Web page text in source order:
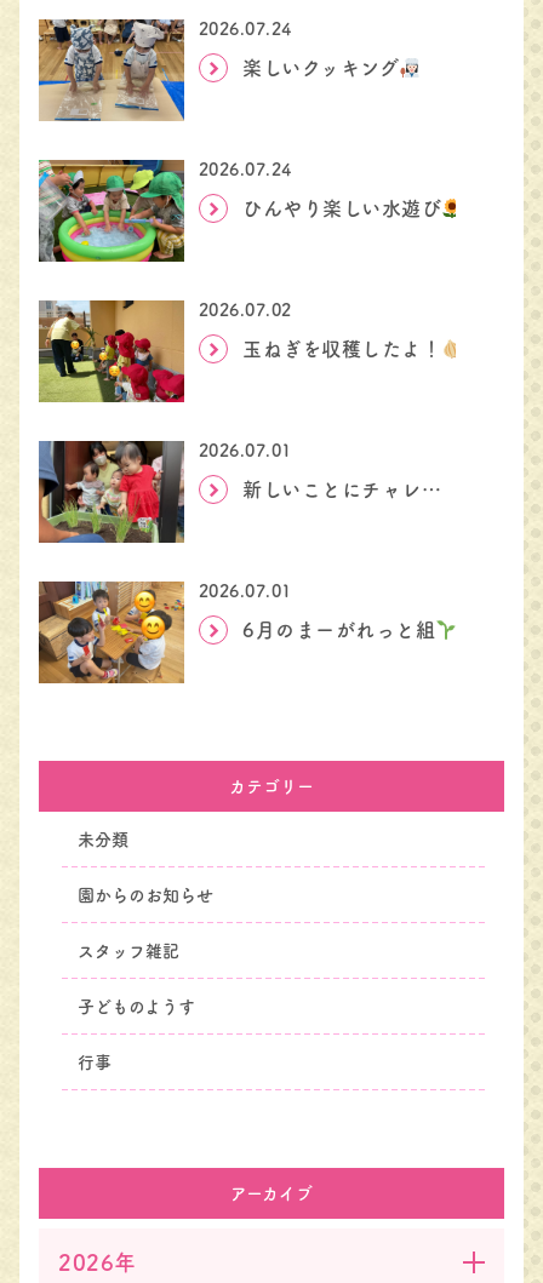
2026.07.24
楽しいクッキング
2026.07.24
ひんやり楽しい水遊び
2026.07.02
玉ねぎを収穫したよ！
2026.07.01
新しいことにチャレンジ
2026.07.01
6月のまーがれっと組
カテゴリー
未分類
園からのお知らせ
スタッフ雑記
子どものようす
行事
アーカイブ
2026年